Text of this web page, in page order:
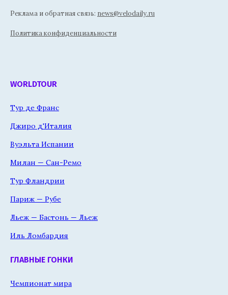
Реклама и обратная связь: news@velodaily.ru
Политика конфиденциальности
WORLDTOUR
Тур де Франс
Джиро д'Италия
Вуэльта Испании
Милан — Сан-Ремо
Тур Фландрии
Париж — Рубе
Льеж — Бастонь — Льеж
Иль Ломбардия
ГЛАВНЫЕ ГОНКИ
Чемпионат мира